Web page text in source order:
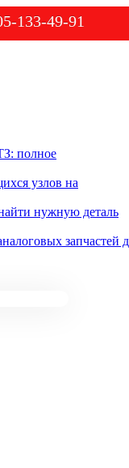
91
полное
узлов на
нужную деталь